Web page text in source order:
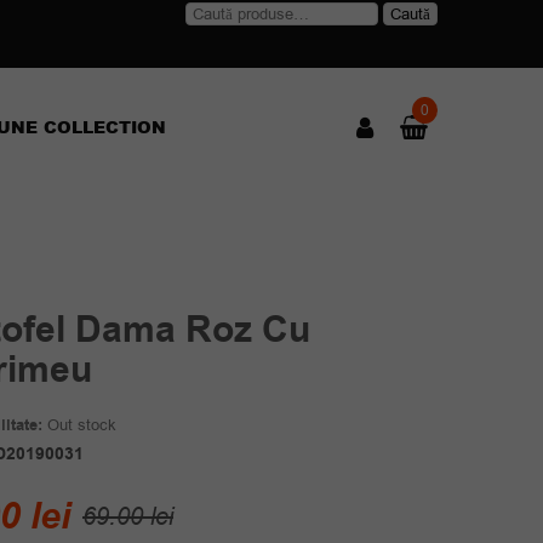
Caută
Caută
COLLECTION
0
Dama Roz Cu
Out stock
69.00leiPrețul
lei
Prețul